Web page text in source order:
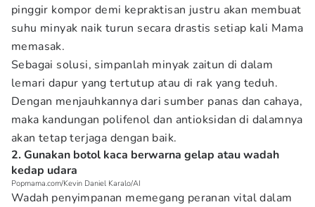
pinggir kompor demi kepraktisan justru akan membuat
suhu minyak naik turun secara drastis setiap kali Mama
memasak.
Sebagai solusi, simpanlah minyak zaitun di dalam
lemari dapur yang tertutup atau di rak yang teduh.
Dengan menjauhkannya dari sumber panas dan cahaya,
maka kandungan polifenol dan antioksidan di dalamnya
akan tetap terjaga dengan baik.
2. Gunakan botol kaca berwarna gelap atau wadah
kedap udara
Popmama.com/Kevin Daniel Karalo/AI
Wadah penyimpanan memegang peranan vital dalam